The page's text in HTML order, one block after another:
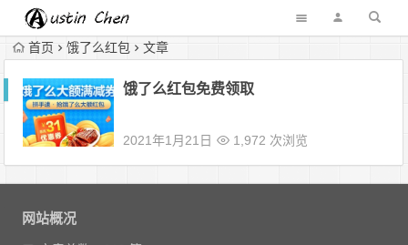
首页 饿了么红包 文章
饿了么红包免费领取
2021年1月21日 1,972 次浏览
网站概况